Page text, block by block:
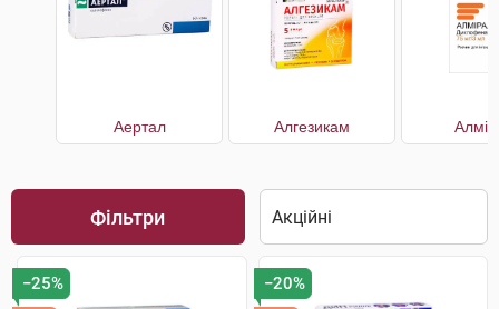
Аертал Алгезикам
Фільтри
−25% −20%